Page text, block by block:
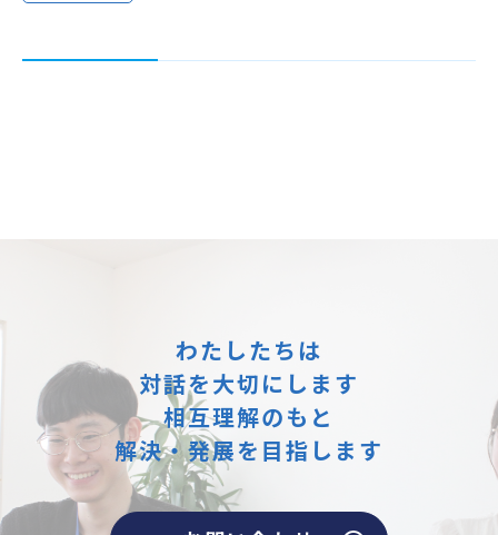
わたしたちは
対話を大切にします
相互理解のもと
解決・発展を目指します